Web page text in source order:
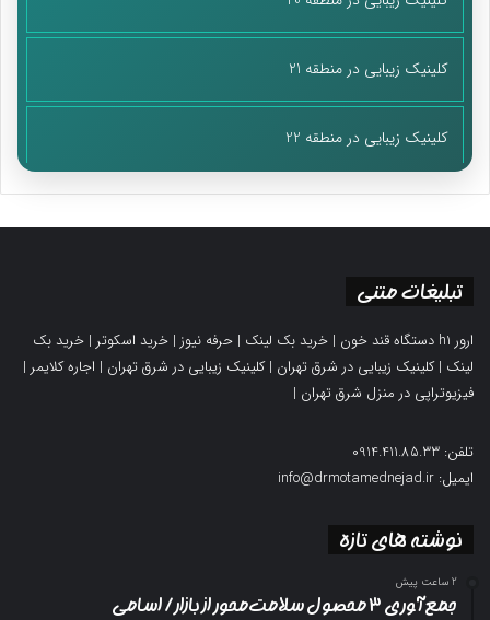
کلینیک زیبایی در منطقه 21
کلینیک زیبایی در منطقه 22
تبلیغات متنی
ارور h1 دستگاه قند خون | خرید بک لینک | حرفه نیوز | خرید اسکوتر | خرید بک
لینک |کلینیک زیبایی در شرق تهران |کلینیک زیبایی در شرق تهران | اجاره کلایمر |
فیزیوتراپی در منزل شرق تهران |
تلفن: 0914.411.85.33
ایمیل: info@drmotamednejad.ir
نوشته های تازه
2 ساعت پیش
جمع آوری ۳ محصول سلامت‌محور از بازار/ اسامی